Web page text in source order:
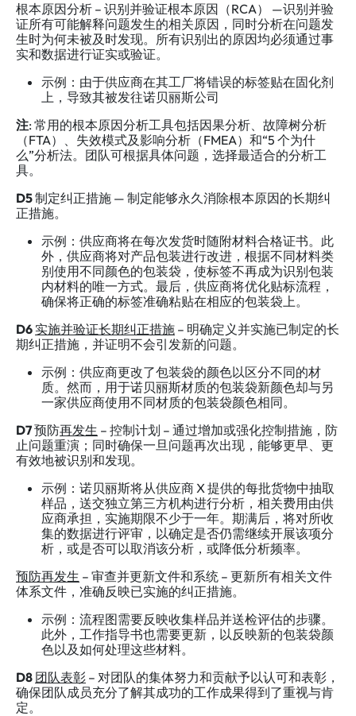
根本原因分析 – 识别并验证根本原因（RCA） —识别并验
证所有可能解释问题发生的相关原因，同时分析在问题发
生时为何未被及时发现。所有识别出的原因均必须通过事
实和数据进行证实或验证。
示例：由于供应商在其工厂将错误的标签贴在固化剂
上，导致其被发往诺贝丽斯公司
注: 常用的根本原因分析工具包括因果分析、故障树分析
（FTA）、失效模式及影响分析（FMEA）和“5 个为什
么”分析法。团队可根据具体问题，选择最适合的分析工
具。
D5制定纠正措施 — 制定能够永久消除根本原因的长期纠
正措施。
示例：供应商将在每次发货时随附材料合格证书。此
外，供应商将对产品包装进行改进，根据不同材料类
别使用不同颜色的包装袋，使标签不再成为识别包装
内材料的唯一方式。最后，供应商将优化贴标流程，
确保将正确的标签准确粘贴在相应的包装袋上。
D6 实施并验证长期纠正措施 – 明确定义并实施已制定的长
期纠正措施，并证明不会引发新的问题。
示例：供应商更改了包装袋的颜色以区分不同的材
质。然而，用于诺贝丽斯材质的包装袋新颜色却与另
一家供应商使用不同材质的包装袋颜色相同。
D7预防再发生 – 控制计划 – 通过增加或强化控制措施，防
止问题重演；同时确保一旦问题再次出现，能够更早、更
有效地被识别和发现。
示例：诺贝丽斯将从供应商 X 提供的每批货物中抽取
样品，送交独立第三方机构进行分析，相关费用由供
应商承担，实施期限不少于一年。期满后，将对所收
集的数据进行评审，以确定是否仍需继续开展该项分
析，或是否可以取消该分析，或降低分析频率。
预防再发生 – 审查并更新文件和系统 – 更新所有相关文件
体系文件，准确反映已实施的纠正措施。
示例：流程图需要反映收集样品并送检评估的步骤。
此外，工作指导书也需要更新，以反映新的包装袋颜
色以及如何处理这些材料。
D8 团队表彰 – 对团队的集体努力和贡献予以认可和表彰，
确保团队成员充分了解其成功的工作成果得到了重视与肯
定。